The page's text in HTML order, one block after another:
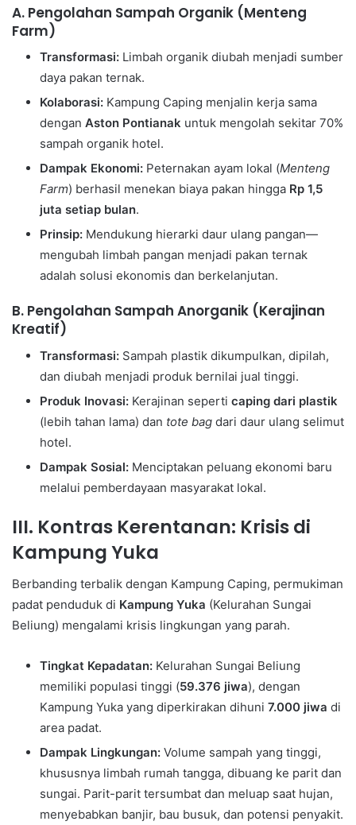
A. Pengolahan Sampah Organik (Menteng
Farm)
Transformasi: Limbah organik diubah menjadi sumber
daya pakan ternak.
Kolaborasi: Kampung Caping menjalin kerja sama
dengan Aston Pontianak untuk mengolah sekitar 70%
sampah organik hotel.
Dampak Ekonomi: Peternakan ayam lokal (Menteng
Farm) berhasil menekan biaya pakan hingga Rp 1,5
juta setiap bulan.
Prinsip: Mendukung hierarki daur ulang pangan—
mengubah limbah pangan menjadi pakan ternak
adalah solusi ekonomis dan berkelanjutan.
B. Pengolahan Sampah Anorganik (Kerajinan
Kreatif)
Transformasi: Sampah plastik dikumpulkan, dipilah,
dan diubah menjadi produk bernilai jual tinggi.
Produk Inovasi: Kerajinan seperti caping dari plastik
(lebih tahan lama) dan tote bag dari daur ulang selimut
hotel.
Dampak Sosial: Menciptakan peluang ekonomi baru
melalui pemberdayaan masyarakat lokal.
III. Kontras Kerentanan: Krisis di
Kampung Yuka
Berbanding terbalik dengan Kampung Caping, permukiman
padat penduduk di Kampung Yuka (Kelurahan Sungai
Beliung) mengalami krisis lingkungan yang parah.
Tingkat Kepadatan: Kelurahan Sungai Beliung
memiliki populasi tinggi (59.376 jiwa), dengan
Kampung Yuka yang diperkirakan dihuni 7.000 jiwa di
area padat.
Dampak Lingkungan: Volume sampah yang tinggi,
khususnya limbah rumah tangga, dibuang ke parit dan
sungai. Parit-parit tersumbat dan meluap saat hujan,
menyebabkan banjir, bau busuk, dan potensi penyakit.